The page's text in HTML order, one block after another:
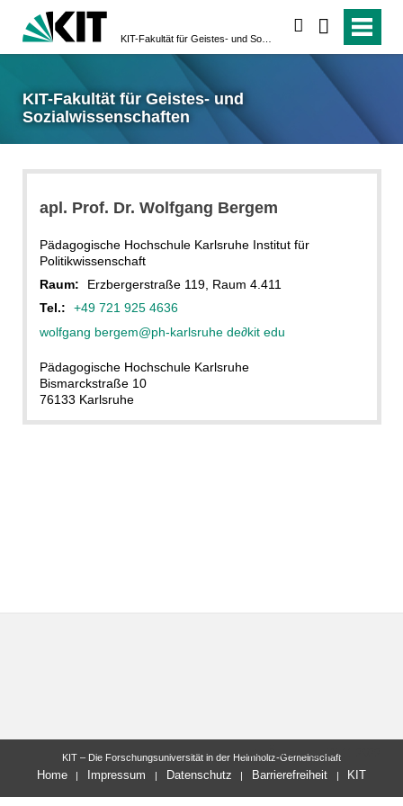
KIT-Fakultät für Geistes- und
Sozialwissenschaften
apl. Prof. Dr. Wolfgang Bergem
Pädagogische Hochschule Karlsruhe Institut für
Politikwissenschaft
Raum:
Erzbergerstraße 119, Raum 4.411
Tel.:
+49 721 925 4636
wolfgang bergem@ph-karlsruhe de∂kit edu
Pädagogische Hochschule Karlsruhe
Bismarckstraße 10
76133 Karlsruhe
letzte Änderung: 10.11.2022
KIT – Die Forschungsuniversität in der Helmholtz-Gemeinschaft
Home Impressum Datenschutz Barrierefreiheit KIT